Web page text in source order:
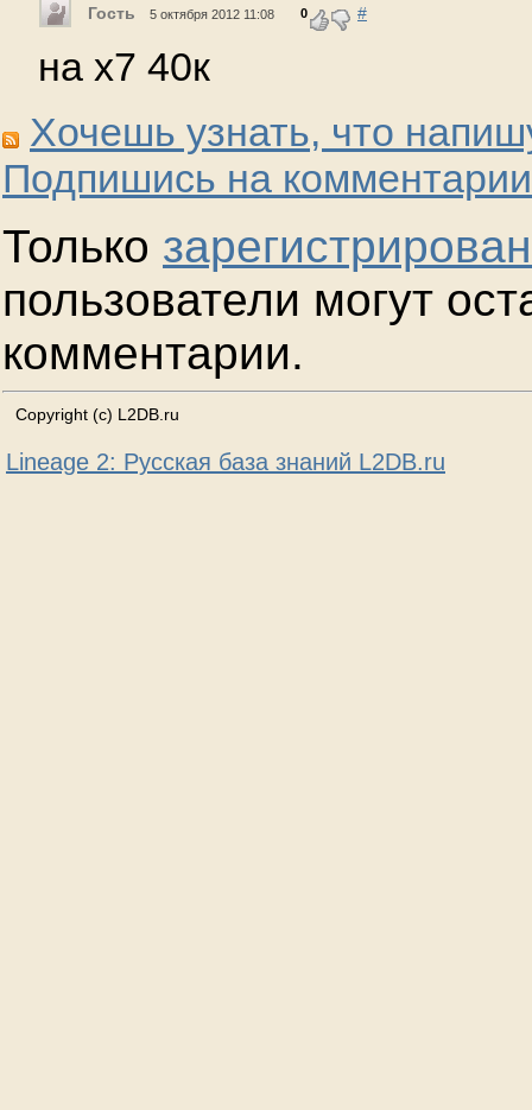
Гость 5 октября 2012 11:08 0 #
на х7 40к
Хочешь узнать, что
Подпишись на
Только
пользователи могут
комментарии.
Copyright (c) L2DB.ru
Lineage 2: Русская база знаний L2DB.ru